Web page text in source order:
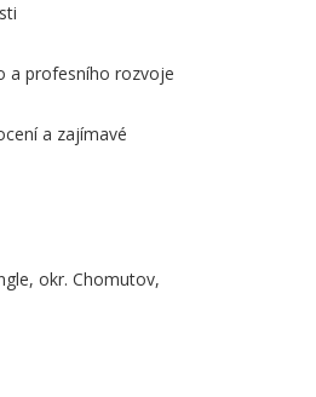
a profesního rozvoje
a zajímavé
okr. Chomutov,